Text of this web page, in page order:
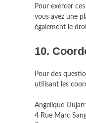
Pour exercer
vous avez une
également le
10.
Pour des
utilisant les
Angelique
4 Rue Marc